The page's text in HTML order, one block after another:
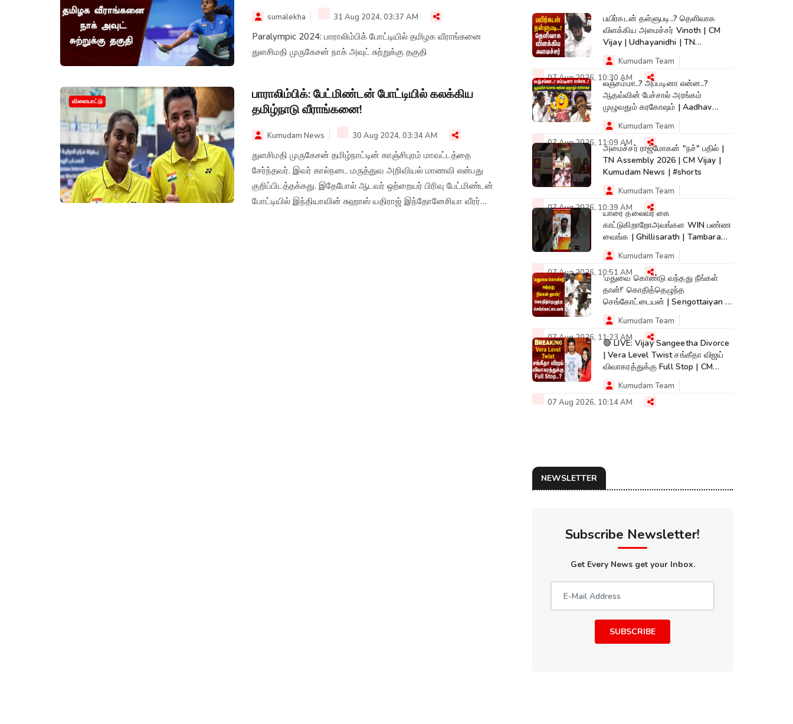
sumalekha 31 Aug 2024, 03:37 AM
Paralympic 2024: பாராலிம்பிக் போட்டியில் தமிழக வீராங்கனை
துளசிமதி முருகேசன் நாக் அவுட் சுற்றுக்கு தகுதி
விளையாட்டு
பாராலிம்பிக்: பேட்மிண்டன் போட்டியில் கலக்கிய
தமிழ்நாடு வீராங்கனை!
Kumudam News 30 Aug 2024, 03:34 AM
துளசிமதி முருகேசன் தமிழ்நாட்டின் காஞ்சிபுரம் மாவட்டத்தை
சேர்ந்தவர். இவர் கால்நடை மருத்துவ அறிவியல் மாணவி என்பது
குறிப்பிடத்தக்கது. இதேபோல் ஆடவர் ஒற்றையர் பிரிவு பேட்மிண்டன்
போட்டியில் இந்தியாவின் சுஹாஸ் யதிராஜ் இந்தோனேசியா வீரர்
பயிர்கடன் தள்ளுபடி..? தெளிவாக
விளக்கிய அமைச்சர் Vinoth | CM
Vijay | Udhayanidhi | TN
Assembly
Kumudam Team
07 Aug 2026, 10:30 AMலஞ்சம்மா..? அப்படினா என்ன..?
ஆதவ்வின் பேச்சால் அரங்கம்
முழுவதும் கரகோஷம் | Aadhav
Speech | CM Vijay
Kumudam Team
07 Aug 2026, 11:09 AMஅமைச்சர் ராஜ்மோகன் "நச்" பதில் |
TN Assembly 2026 | CM Vijay |
Kumudam News | #shorts
Kumudam Team
07 Aug 2026, 10:39 AMயாரை தலைவர் கை
காட்டுகிறாறோஅவங்கள WIN பண்ண
வைங்க | Ghillisarath | Tambaram |
Kumudam News | #shorts
Kumudam Team
07 Aug 2026, 10:51 AM‘மதுவை கொண்டு வந்தது நீங்கள்
தான்!’ கொதித்தெழுந்த
செங்கோட்டையன் | Sengottaiyan |
CM Vijay|TNAssembly
Kumudam Team
07 Aug 2026, 11:23 AM🔴 LIVE: Vijay Sangeetha Divorce
| Vera Level Twist சங்கீதா விஜய்
விவாகரத்துக்கு Full Stop | CM
Vijay
Kumudam Team
07 Aug 2026, 10:14 AM
NEWSLETTER
Subscribe Newsletter!
Get Every News get your Inbox.
SUBSCRIBE